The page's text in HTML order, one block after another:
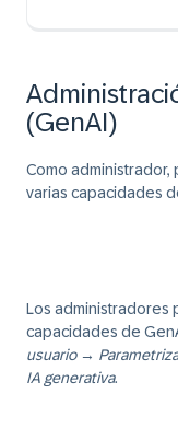
(GenAI)
Como
varias capacidades
Los administradores
capacidades de
usuario→
IA generativa.